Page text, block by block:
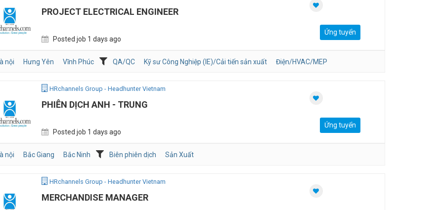
PROJECT ELECTRICAL ENGINEER
Posted job 1 days ago
Ứng tuyển
nội Hưng Yên Vĩnh Phúc QA/QC Kỹ sư Công Nghiệp (IE)/Cải tiến sản xuất Điện/HVAC/MEP
HRchannels Group - Headhunter Vietnam
PHIÊN DỊCH ANH - TRUNG
Posted job 1 days ago
Ứng tuyển
nội Bắc Giang Bắc Ninh Biên phiên dịch Sản Xuất
HRchannels Group - Headhunter Vietnam
MERCHANDISE MANAGER